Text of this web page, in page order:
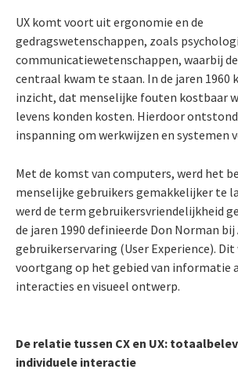
UX komt voort uit ergonomie en de
gedragswetenschappen, zoals
communicatiewetenschappen, waarbij
centraal kwam te staan. In de jaren
inzicht, dat menselijke fouten kostbaar
levens konden kosten. Hierdoor
inspanning om werkwijzen en systemen
Met de komst van computers, werd het
menselijke gebruikers gemakkelijker te
werd de term gebruikersvriendelijkheid
de jaren 1990 definieerde Don Norman
gebruikerservaring (User Experience).
voortgang op het gebied van informatie
interacties en visueel ontwerp.
De relatie tussen CX en UX:
individuele interactie